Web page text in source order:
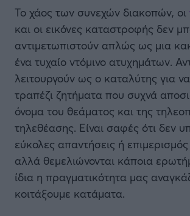
Το χάος των συνεχών διακοπών, οι
και οι εικόνες καταστροφής δεν
αντιμετωπιστούν απλώς ως μια
ένα τυχαίο ντόμινο ατυχημάτων.
λειτουργούν ως ο καταλύτης για
τραπέζι ζητήματα που συχνά
όνομα του θεάματος και της
τηλεθέασης. Είναι σαφές ότι δεν
εύκολες απαντήσεις ή
αλλά θεμελιώνονται κάποια
ίδια η πραγματικότητα μας
κοιτάξουμε κατάματα.